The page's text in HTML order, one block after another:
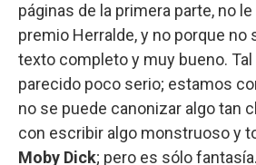
páginas de la primera parte, no le
premio Herralde, y no porque no
texto completo y muy bueno.
parecido poco serio; estamos
no se puede canonizar algo tan
con escribir algo monstruoso y
Moby Dick; pero es sólo